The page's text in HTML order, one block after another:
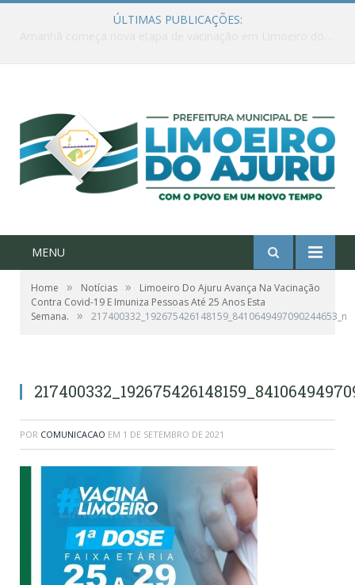
ÚLTIMAS PUBLICAÇÕES:
MENU
Home » Notícias »
Limoeiro Do Ajuru Avança Na Vacinação
Contra Covid-19 E Imuniza Pessoas Até 25 Anos Esta
Semana.
» 217400332_192675426148159_8410649497090244653_n
POR COMUNICACAO EM 1 DE SETEMBRO DE 2021